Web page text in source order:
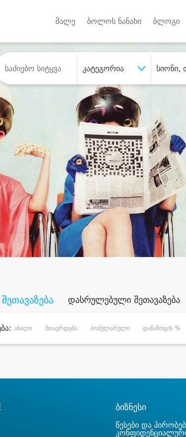
მალე ბოლოს ნანახი ბლოგი
კატეგორია სიონი,
შეიძინე სასურველი
დასრულებული შეთავაზება
ახალი მთავრდება პოპულარული დანაზოგის %
ბიზნესი
წესები და